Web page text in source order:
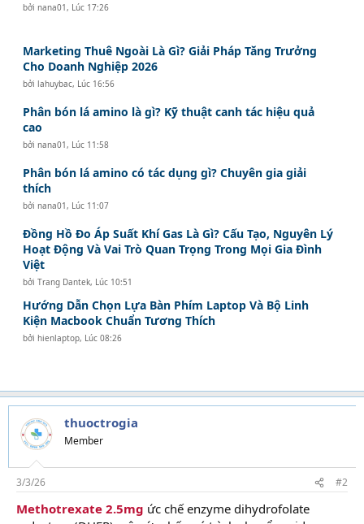
bởinana01 , Lúc 17:26
Marketing Thuê Ngoài Là Gì? Giải Pháp Tăng Trưởng
Cho Doanh Nghiệp 2026
bởilahuybac, Lúc 16:56
Phân bón lá amino là gì? Kỹ thuật canh tác hiệu quả
cao
bởinana01 , Lúc 11:58
Phân bón lá amino có tác dụng gì? Chuyên gia giải
thích
bởinana01 , Lúc 11:07
Đồng Hồ Đo Áp Suất Khí Gas Là Gì? Cấu Tạo, Nguyên Lý
Hoạt Động Và Vai Trò Quan Trọng Trong Mọi Gia Đình
Việt
bởiTrang Dantek, Lúc 10:51
Hướng Dẫn Chọn Lựa Bàn Phím Laptop Và Bộ Linh
Kiện Macbook Chuẩn Tương Thích
bởihienlaptop, Lúc 08:26
thuoctrogia
Member
3/3/26 #2
Methotrexate 2.5mg ức chế enzyme dihydrofolate